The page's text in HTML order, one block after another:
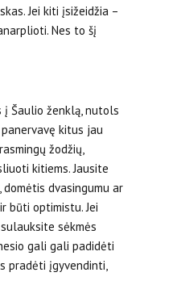
Jei kiti įsižeidžia –
Nes to šį
į Šaulio ženklą, nutols
kitus jau
žodžių,
kitiems. Jausite
dvasingumu ar
būti optimistu. Jei
sėkmės
gali gali padidėti
pradėti įgyvendinti,